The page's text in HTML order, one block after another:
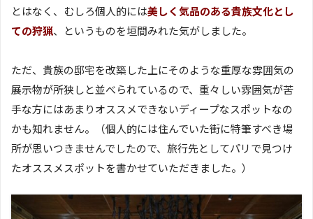
とはなく、むしろ個人的には美しく気品のある貴族文化とし
ての狩猟、というものを垣間みれた気がしました。
ただ、貴族の邸宅を改築した上にそのような重厚な雰囲気の
展示物が所狭しと並べられているので、重々しい雰囲気が苦
手な方にはあまりオススメできないディープなスポットなの
かも知れません。（個人的には住んでいた街に特筆すべき場
所が思いつきませんでしたので、旅行先としてパリで見つけ
たオススメスポットを書かせていただきました。）